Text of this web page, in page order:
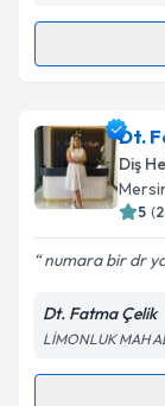
Dt.
oluşturun.
takvim
Metni
Dt.
Diş
5 (
numara bir dr
Dt. Fatma Çelik
LİMONLUK MAH